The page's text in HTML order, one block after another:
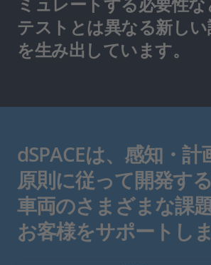
テストとは異なる新し
を生み出しています。
dSPACEは、感知・
原則に従って開発す
車両のさまざまな課
お客様をサポートしま